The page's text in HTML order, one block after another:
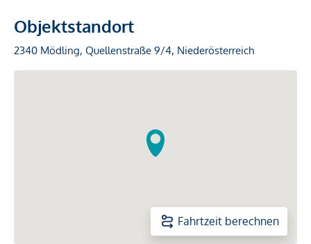
Objektstandort
2340 Mödling, Quellenstraße 9/4, Niederösterreich
Fahrtzeit berechnen